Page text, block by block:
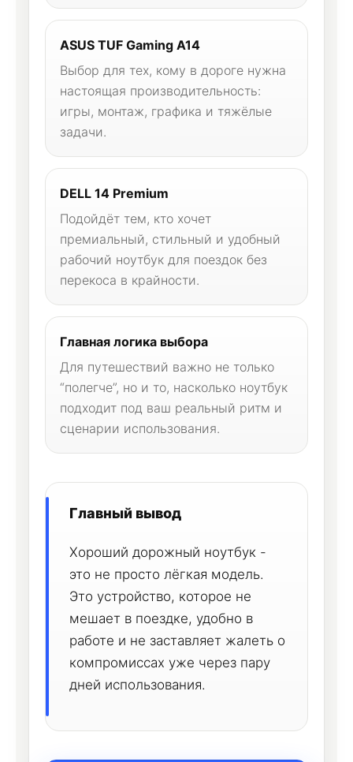
ASUS TUF Gaming A14
Выбор для тех, кому в дороге нужна
настоящая производительность:
игры, монтаж, графика и тяжёлые
задачи.
DELL 14 Premium
Подойдёт тем, кто хочет
премиальный, стильный и удобный
рабочий ноутбук для поездок без
перекоса в крайности.
Главная логика выбора
Для путешествий важно не только
“полегче”, но и то, насколько ноутбук
подходит под ваш реальный ритм и
сценарии использования.
Главный вывод
Хороший дорожный ноутбук -
это не просто лёгкая модель.
Это устройство, которое не
мешает в поездке, удобно в
работе и не заставляет жалеть о
компромиссах уже через пару
дней использования.